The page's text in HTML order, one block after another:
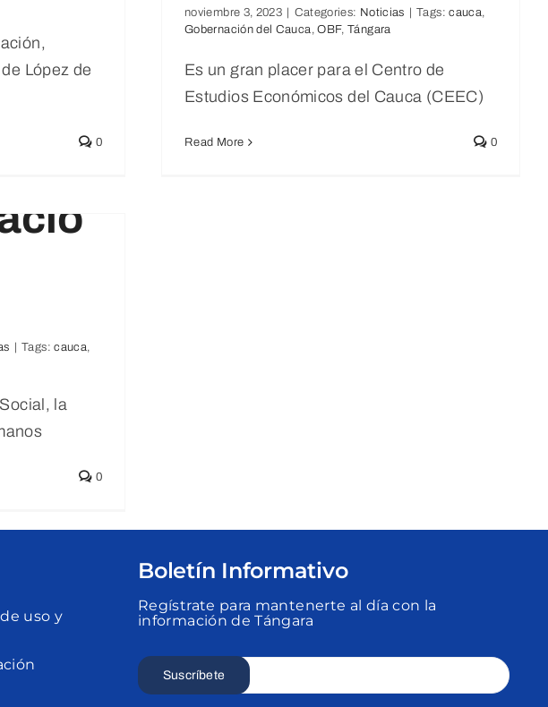
López de
0
ratings yet.
noviembre 3, 2023 | Categories: Noticias | Tags:cauca,
Gobernación del Cauca,OBF,Tángara
Es un gran placer para el Centro de
Estudios Económicos del Cauca (CEEC)
Read More 0
| Tags:cauca,
la
0
uso y
Boletín Informativo
Regístrate para mantenerte al día con la
información de Tángara
Suscríbete